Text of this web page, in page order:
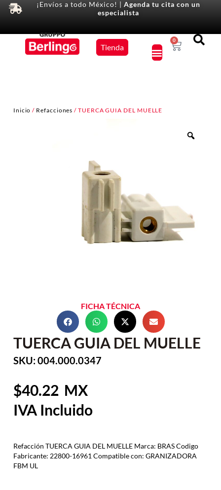
¡Envíos a todo México! | Agenda tu cita con un
especialista
Tienda
0
Inicio / Refacciones / TUERCA GUIA DEL MUELLE
FICHA TÉCNICA
TUERCA GUIA DEL MUELLE
SKU: 004.000.0347
40.22
Refacción TUERCA GUIA DEL MUELLE Marca: BRAS Codigo
Fabricante: 22800-16961 Compatible con: GRANIZADORA
FBM UL